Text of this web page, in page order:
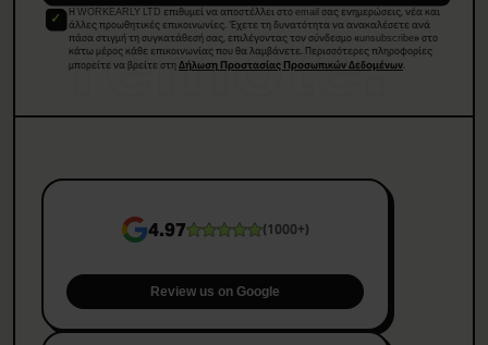
remote.
Η WORKEARLY LTD επιθυμεί να αποστέλλει στο email σας ενημερώσεις, νέα και
άλλες προωθητικές επικοινωνίες. Έχετε τη δυνατότητα να ανακαλέσετε ανά
πάσα στιγμή τη συγκατάθεσή σας, επιλέγοντας τον σύνδεσμο «unsubscribe» στο
κάτω μέρος κάθε επικοινωνίας που θα λαμβάνετε. Περισσότερες πληροφορίες
μπορείτε να βρείτε στηΔήλωση Προστασίας Προσωπικών Δεδομένων.
4.97 (1000+)
Review us on Google